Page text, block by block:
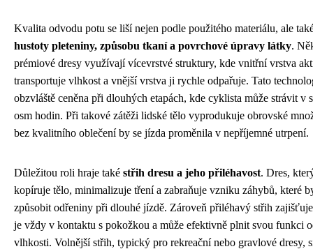
Kvalita odvodu potu se liší nejen podle použitého materiálu, ale
hustoty pleteniny, způsobu tkaní a povrchové úpravy látky.
prémiové dresy využívají vícevrstvé struktury, kde vnitřní vrstva
transportuje vlhkost a vnější vrstva ji rychle odpařuje. Tato
obzvláště ceněna při dlouhých etapách, kde cyklista může strávit v
osm hodin. Při takové zátěži lidské tělo vyprodukuje obrovské
bez kvalitního oblečení by se jízda proměnila v nepříjemné utrpení.
Důležitou roli hraje také střih dresu a jeho přiléhavost. Dres,
kopíruje tělo, minimalizuje tření a zabraňuje vzniku záhybů, které
způsobit odřeniny při dlouhé jízdě. Zároveň přiléhavý střih
je vždy v kontaktu s pokožkou a může efektivně plnit svou funkci
vlhkosti. Volnější střih, typický pro rekreační nebo gravlové dresy,